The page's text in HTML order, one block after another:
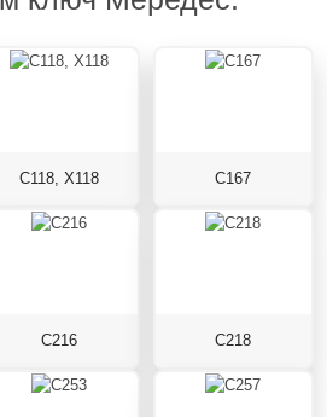
C118, X118 C167
C216 C218